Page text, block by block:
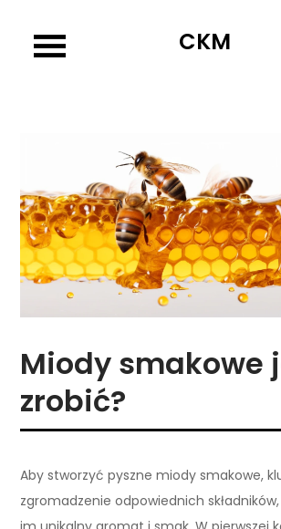
content
CKM
Miody smakowe
zrobić?
Aby stworzyć pyszne miody smakowe,
zgromadzenie odpowiednich